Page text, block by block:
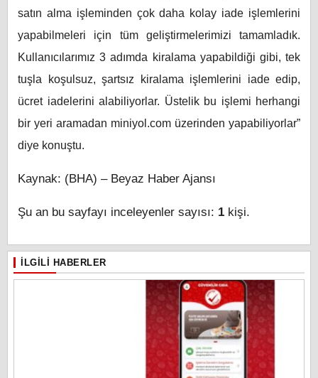
satın alma işleminden çok daha kolay iade işlemlerini
yapabilmeleri için tüm geliştirmelerimizi tamamladık.
Kullanıcılarımız 3 adımda kiralama yapabildiği gibi, tek
tuşla koşulsuz, şartsız kiralama işlemlerini iade edip,
ücret iadelerini alabiliyorlar. Üstelik bu işlemi herhangi
bir yeri aramadan miniyol.com üzerinden yapabiliyorlar”
diye konuştu.
Kaynak: (BHA) – Beyaz Haber Ajansı
Şu an bu sayfayı inceleyenler sayısı: 1 kişi.
İLGILI HABERLER